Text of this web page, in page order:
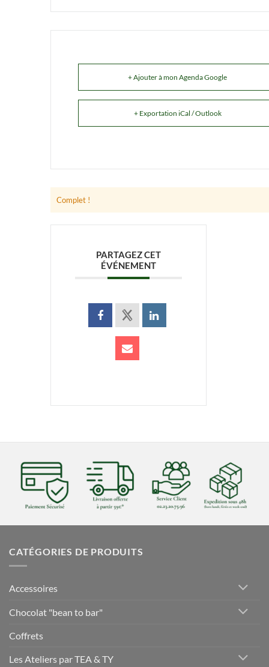
+ Ajouter à mon Agenda Google
+ Exportation iCal / Outlook
Complet !
PARTAGEZ CET
ÉVÉNEMENT
CATÉGORIES DE PRODUITS
Accessoires
Chocolat "bean to bar"
Coffrets
Les Ateliers par TEA & TY